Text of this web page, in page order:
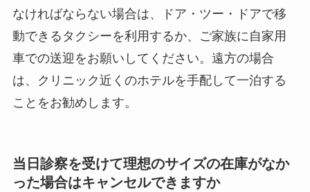
なければならない場合は、ドア・ツー・ドアで移
動できるタクシーを利用するか、ご家族に自家用
車での送迎をお願いしてください。遠方の場合
は、クリニック近くのホテルを手配して一泊する
ことをお勧めします。
当日診察を受けて理想のサイズの在庫がなか
った場合はキャンセルできますか